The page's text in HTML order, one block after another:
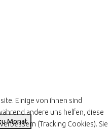
Monat
Einige von ihnen sind
andere uns helfen, diese
(Tracking Cookies). Sie